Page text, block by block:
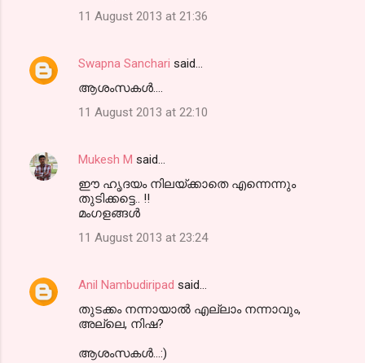
11 August 2013 at 21:36
Swapna Sanchari said…
ആശംസകള്‍....
11 August 2013 at 22:10
Mukesh M said…
ഈ ഹൃദയം നിലയ്ക്കാതെ എന്നെന്നും
തുടിക്കട്ടെ.. !!
മംഗളങ്ങള്‍
11 August 2013 at 23:24
Anil Nambudiripad said…
തുടക്കം നന്നായാല്‍ എല്ലാം നന്നാവും,
അല്ലെ, നിഷ?
ആശംസകള്‍...:)